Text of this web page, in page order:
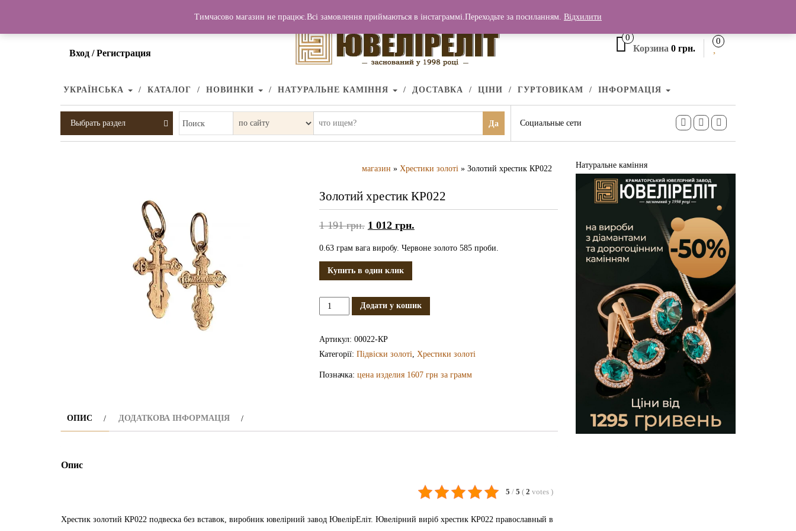
Вход / Регистрация
0
Корзина 0 грн.
0
УКРАЇНСЬКА КАТАЛОГ НОВИНКИ НАТУРАЛЬНЕ КАМІННЯ ДОСТАВКА ЦІНИ ГУРТОВИКАМ ІНФОРМАЦІЯ
Выбрать раздел Поиск Да Социальные сети
магазин » Хрестики золоті » Золотий хрестик КР022
Золотий хрестик КР022
1 191грн. 1 012 грн.
0.63 грам вага виробу. Червоне золото 585 проби.
Купить в один клик
Золотий
хрестик
Додати у кошик
Артикул: 00022-КР
Категорії: Підвіски золоті Хрестики золоті
Позначка: цена изделия 1607 грн за грамм
ОПИС ДОДАТКОВА ІНФОРМАЦІЯ
Опис
5 / 5 ( 2 votes )
Хрестик золотий КР022 подвеска без вставок, виробник ювелірний завод ЮвелірЕліт. Ювелірний виріб хрестик КР022 православный в
Натуральне каміння
Тимчасово магазин не працює.Всі замовлення приймаються в інстаграммі.Переходьте за посиланням. Відхилити